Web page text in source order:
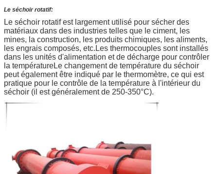
Le séchoir rotatif:
Le séchoir rotatif est largement utilisé pour sécher des
matériaux dans des industries telles que le ciment, les
mines, la construction, les produits chimiques, les aliments,
les engrais composés, etc.Les thermocouples sont installés
dans les unités d'alimentation et de décharge pour contrôler
la températureLe changement de température du séchoir
peut également être indiqué par le thermomètre, ce qui est
pratique pour le contrôle de la température à l'intérieur du
séchoir (il est généralement de 250-350°C).